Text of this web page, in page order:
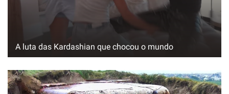
A luta das Kardashian que chocou o mundo